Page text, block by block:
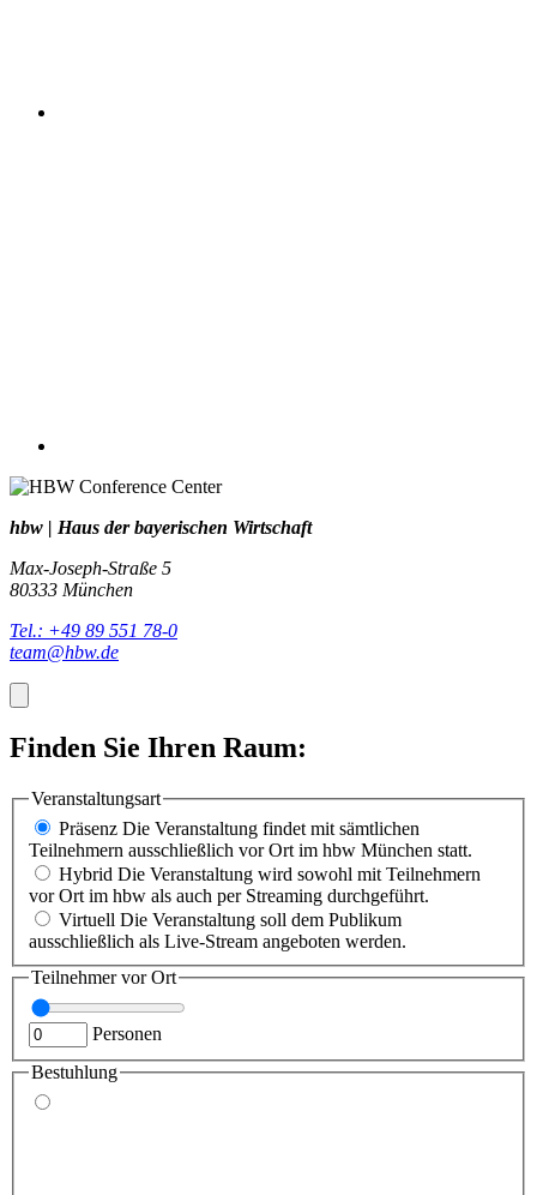
hbw | Haus der bayerischen Wirtschaft
Max-Joseph-Straße 5
80333 München
Tel.: +49 89 551 78-0
team@hbw.de
Finden Sie Ihren Raum:
Veranstaltungsart
Präsenz Die Veranstaltung findet mit sämtlichen
Teilnehmern ausschließlich vor Ort im hbw München statt.
Hybrid Die Veranstaltung wird sowohl mit Teilnehmern
vor Ort im hbw als auch per Streaming durchgeführt.
Virtuell Die Veranstaltung soll dem Publikum
ausschließlich als Live-Stream angeboten werden.
Teilnehmer vor Ort
Personen
Bestuhlung